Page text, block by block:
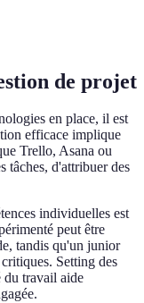
de projet
en place, il est
efficace implique
Trello, Asana ou
tâches, d'attribuer des
individuelles est
peut être
tandis qu'un junior
Setting des
du travail aide